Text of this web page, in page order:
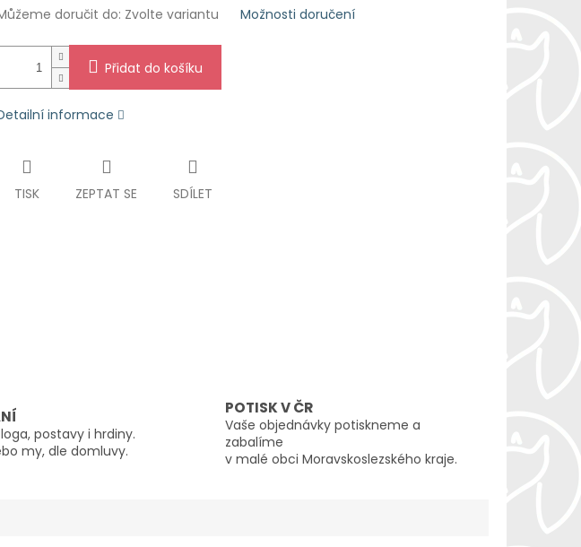
doručit do: Zvolte variantu Možnosti doručení
Přidat do košíku
informace
TISK ZEPTAT SE SDÍLET
postavy i hrdiny.
my, dle domluvy.
POTISK V ČR
Vaše objednávky potiskneme a
zabalíme
v malé obci Moravskoslezského kraje.